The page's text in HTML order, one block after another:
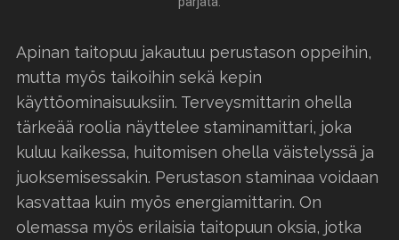
Apinan taitopuu jakautuu perustason oppeihin,
mutta myös taikoihin sekä kepin
käyttöominaisuuksiin. Terveysmittarin ohella
tärkeää roolia näyttelee staminamittari, joka
kuluu kaikessa, huitomisen ohella väistelyssä ja
juoksemisessakin. Perustason staminaa voidaan
kasvattaa kuin myös energiamittarin. On
olemassa myös erilaisia taitopuun oksia, jotka